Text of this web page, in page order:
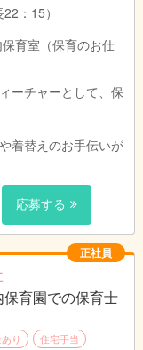
：15）
育室（保育のお仕
ーチャーとして、保
着替えのお手伝いが
文の書類作成、外国
。
る方
応募する
正社員
保育園での保育士
り
住宅手当